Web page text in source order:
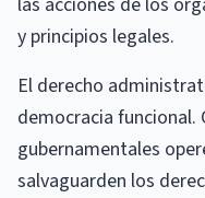
y principios legales.
El derecho
democracia funcional.
gubernamentales
salvaguarden los